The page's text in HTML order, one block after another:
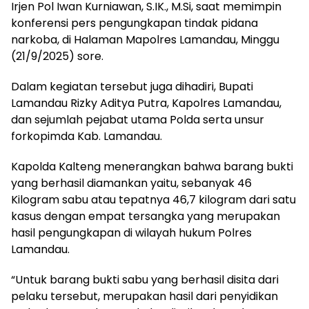
Irjen Pol Iwan Kurniawan, S.IK., M.Si, saat memimpin
konferensi pers pengungkapan tindak pidana
narkoba, di Halaman Mapolres Lamandau, Minggu
(21/9/2025) sore.
Dalam kegiatan tersebut juga dihadiri, Bupati
Lamandau Rizky Aditya Putra, Kapolres Lamandau,
dan sejumlah pejabat utama Polda serta unsur
forkopimda Kab. Lamandau.
Kapolda Kalteng menerangkan bahwa barang bukti
yang berhasil diamankan yaitu, sebanyak 46
Kilogram sabu atau tepatnya 46,7 kilogram dari satu
kasus dengan empat tersangka yang merupakan
hasil pengungkapan di wilayah hukum Polres
Lamandau.
“Untuk barang bukti sabu yang berhasil disita dari
pelaku tersebut, merupakan hasil dari penyidikan